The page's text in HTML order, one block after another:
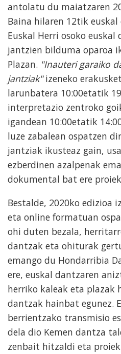
antolatu du maiatzaren
Baina hilaren 12tik
Euskal Herri osoko
jantzien bilduma oparoa
Plazan. "Inauteri garaiko
jantziak"izeneko
larunbatera 10:00etatik
interpretazio zentroko
igandean 10:00etatik
luze zabalean ospatzen
jantziak ikusteaz gain,
ezberdinen azalpenak
dokumental bat ere
Bestalde, 2020ko edizioa
eta online formatuan
ohi duten bezala,
dantzak eta ohiturak
emango du Hondarribia
ere, euskal dantzaren
herriko kaleak eta plazak
dantzak hainbat egunez.
berrientzako transmisio
dela dio Kemen dantza
zenbait hitzaldi eta